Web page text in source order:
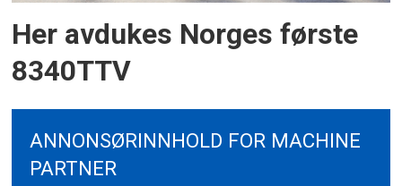
Her avdukes Norges første
8340TTV
ANNONSØRINNHOLD FOR MACHINE
PARTNER